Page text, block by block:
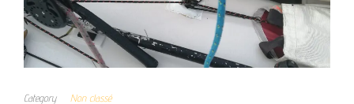
Category Non classé